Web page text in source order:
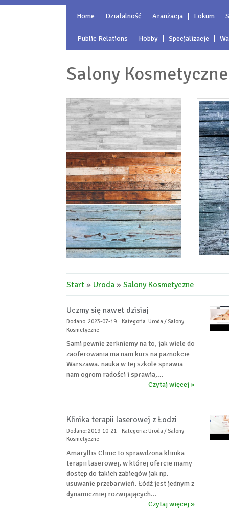
Home Działalność Aranżacja Lokum
Public Relations Hobby Specjalizacje
Salony
Start » Uroda » Salony Kosmetyczne
Uczmy się nawet dzisiaj
Dodano: 2023-07-19
Kategoria: Uroda / Salony
Kosmetyczne
Sami pewnie zerkniemy na to, jak wiele do
zaoferowania ma nam kurs na paznokcie
Warszawa. nauka w tej szkole sprawia
nam ogrom radości i sprawia,...
Czytaj więcej »
Klinika terapii laserowej z Łodzi
Dodano: 2019-10-21
Kategoria: Uroda / Salony
Kosmetyczne
Amaryllis Clinic to sprawdzona klinika
terapii laserowej, w której ofercie mamy
dostęp do takich zabiegów jak np.
usuwanie przebarwień. Łódź jest jednym z
dynamiczniej rozwijających...
Czytaj więcej »